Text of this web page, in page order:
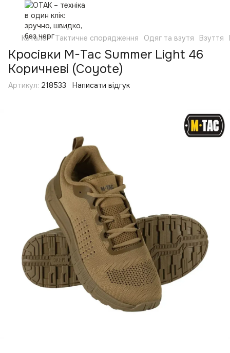
Каталог Тактичне спорядження Одяг та взутя Взуття
Кросівки M-Tac Summer Light 46
Коричневі (Coyote)
Артикул: 218533 Написати відгук